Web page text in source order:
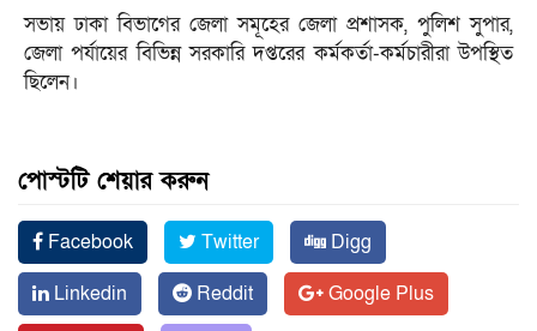
সভায় ঢাকা বিভাগের জেলা সমূহের জেলা প্রশাসক, পুলিশ সুপার,
জেলা পর্যায়ের বিভিন্ন সরকারি দপ্তরের কর্মকর্তা-কর্মচারীরা উপস্থিত
ছিলেন।
পোস্টটি শেয়ার করুন
Facebook Twitter
Digg
Linkedin
Reddit
Google Plus